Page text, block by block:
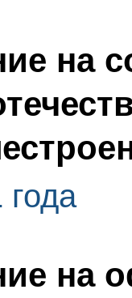
на
на